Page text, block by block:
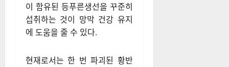
이 함유된 등푸른생선을 꾸준히
섭취하는 것이 망막 건강 유지
에 도움을 줄 수 있다.
현재로서는 한 번 파괴된 황반